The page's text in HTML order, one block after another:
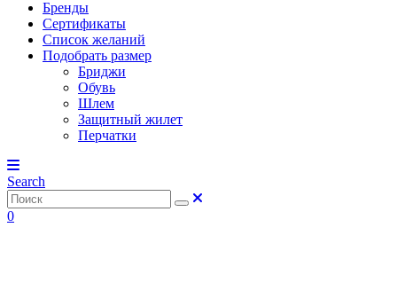
Бренды
Сертификаты
Список желаний
Подобрать размер
Бриджи
Обувь
Шлем
Защитный жилет
Перчатки
Search
0